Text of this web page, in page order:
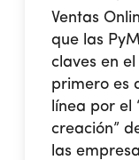
Ventas
que las
claves en
primero es
línea por el
creación”
las